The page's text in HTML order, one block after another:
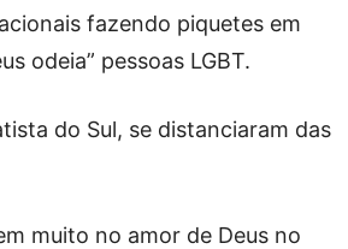
fazendo piquetes em
odeia” pessoas LGBT.
do Sul, se distanciaram das
muito no amor de Deus no